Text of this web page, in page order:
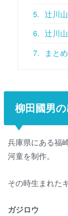
5. 辻川
6. 辻川
7.
まとめ
柳田國男
兵庫県にある福
河童を制作。
その時生まれた
ガジロウ